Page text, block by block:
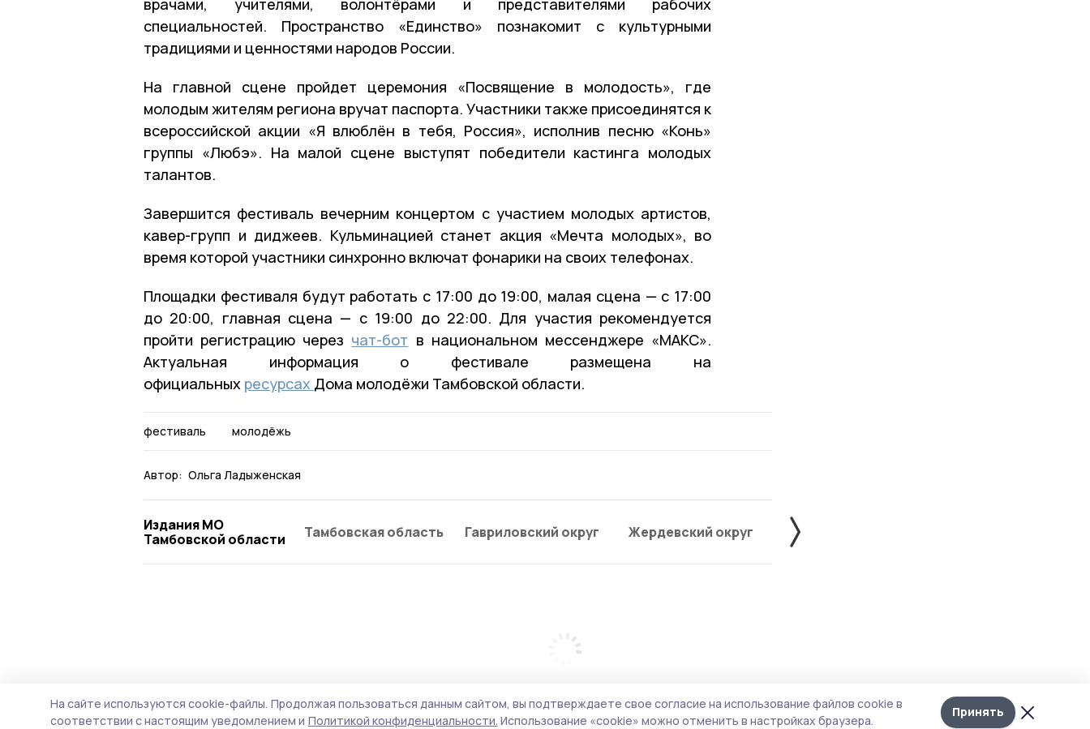
Лента
новостей
специальностей. Пространство «Единство» познакомит с культурными
традициями и ценностями народов России.
На главной сцене пройдет церемония «Посвящение в молодость», где
молодым жителям региона вручат паспорта. Участники также присоединятся к
всероссийской акции «Я влюблён в тебя, Россия», исполнив песню «Конь»
группы «Любэ». На малой сцене выступят победители кастинга молодых
талантов.
Завершится фестиваль вечерним концертом с участием молодых артистов,
кавер-групп и диджеев. Кульминацией станет акция «Мечта молодых», во
время которой участники синхронно включат фонарики на своих телефонах.
Площадки фестиваля будут работать с 17:00 до 19:00, малая сцена — с 17:00
до 20:00, главная сцена — с 19:00 до 22:00. Для участия рекомендуется
пройти регистрацию через чат-бот в национальном мессенджере «МАКС».
Актуальная информация о фестивале размещена на
официальных ресурсах Дома молодёжи Тамбовской области.
фестиваль молодёжь
Автор: Ольга Ладыженская
Издания МО
Тамбовской области
Тамбовская область Гавриловский округ Жердевский округ Знаменский округ
На сайте используются cookie-файлы. Продолжая пользоваться данным сайтом, вы подтверждаете свое согласие на использование файлов cookie в
соответствии с настоящим уведомлением и Политикой конфиденциальности. Использование «cookie» можно отменить в настройках браузера.
Принять